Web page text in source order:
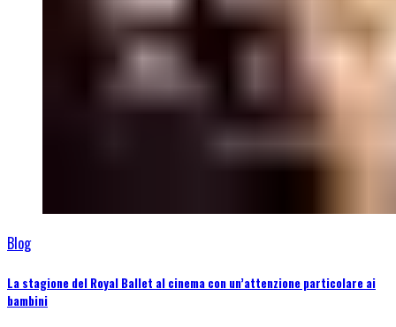
Blog
La stagione del Royal Ballet al cinema con un’attenzione particolare ai
bambini